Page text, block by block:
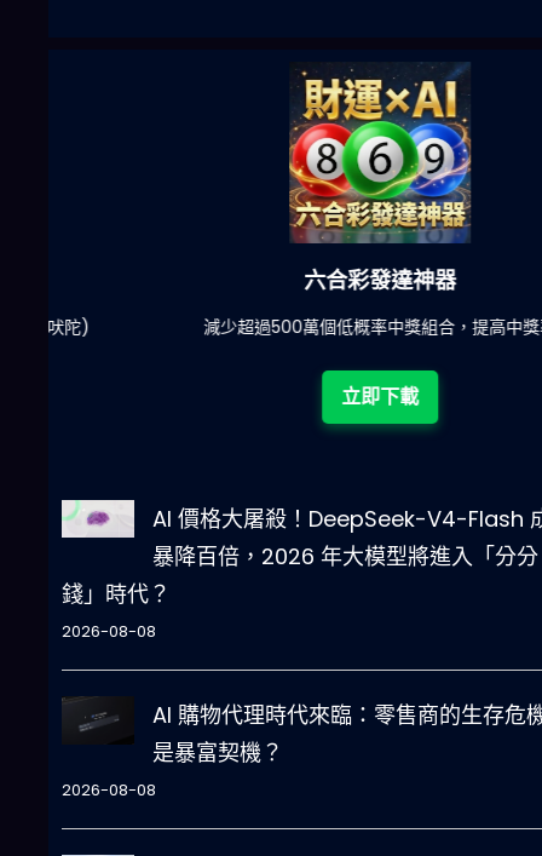
六合彩發達神器
減少超過500萬個低概率中獎組合，提高中獎率
立即下載
AI 價格大屠殺！DeepSeek-V4-Flash
暴降百倍，2026 年大模型將進入「分分
錢」時代？
2026-08-08
AI 購物代理時代來臨：零售商的生存危
是暴富契機？
2026-08-08